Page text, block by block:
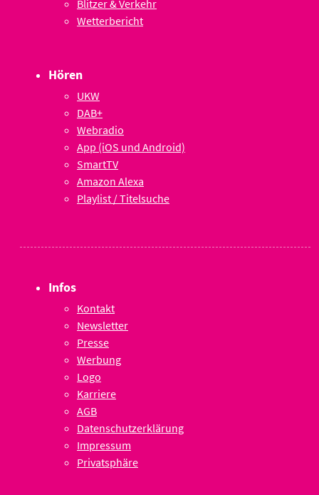
Blitzer & Verkehr
Wetterbericht
Hören
UKW
DAB+
Webradio
App (iOS und Android)
SmartTV
Amazon Alexa
Playlist / Titelsuche
Infos
Kontakt
Newsletter
Presse
Werbung
Logo
Karriere
AGB
Datenschutzerklärung
Impressum
Privatsphäre